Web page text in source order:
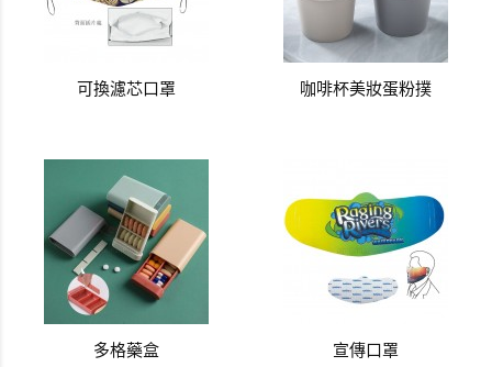
可換濾芯口罩 咖啡杯美妝蛋粉撲
多格藥盒 宣傳口罩